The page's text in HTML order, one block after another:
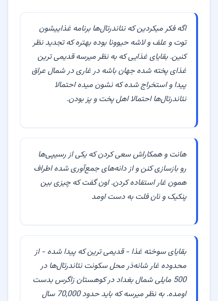
اگه فکر میکردین که نئاندرتال‌ها برنامه غذاییشون
توت و علف و لاشه حیوونا بوده بهتره که تجدید نظر
کنین. بقایای غذایی که به نظر میرسه قدیمی ترین
غذای پخته شده جهان باشه در غاری در شمال عراق
پیدا و استخراج شده که نشون میده احتمالا
نئاندرتال‌ها احتمالا اهل پخت و پز بودن.
هانت و همکاراش سعی کردن که یکی از رسیپی‌ها
رو بازسازی کنن و از دانه‌های جمع‌آوری شده اطراف
همون غار استفاده کردن. اون گفت که چیزی بین
پنکیک و نان فلت به دست اومد
بقایای سوخته غذا - قدیمی ترین که پیدا شده - از
محدوده غار شانه‌دَر محل سکونت نئاندرتال‌ها در
500 مایلی شمال بغداد در کوهستان زاگرس بدست
اومده. به نظر میرسه که باید حدود 70,000 سال